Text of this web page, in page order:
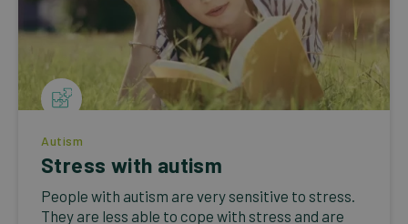
Autism
Stress with autism
People with autism are very sensitive to stress.
They are less able to cope with stress and are